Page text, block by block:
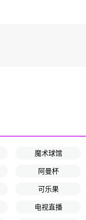
魔术球馆
阿曼杯
可乐果
电视直播